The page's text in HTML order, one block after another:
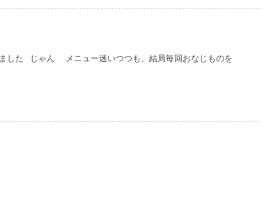
した じゃん メニュー迷いつつも、結局毎回おなじものを